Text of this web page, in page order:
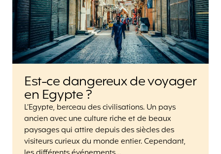
Est-ce dangereux de voyager
en Egypte ?
L’Egypte, berceau des civilisations. Un pays
ancien avec une culture riche et de beaux
paysages qui attire depuis des siècles des
visiteurs curieux du monde entier. Cependant,